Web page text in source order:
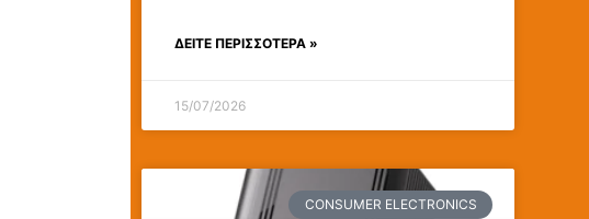
ΔΕΊΤΕ ΠΕΡΙΣΣΟΤΕΡΑ »
15/07/2026
CONSUMER ELECTRONICS